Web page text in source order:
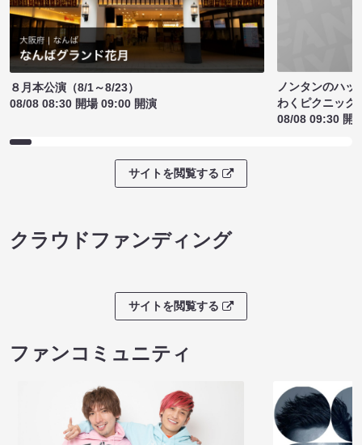
８月本公演（8/1～8/23）
08/08 08:30 開場 09:00 開演
ノンタンのハッ
わくピクニック
08/08 09:30 開
サイトを閲覧する
クラウドファンディング
サイトを閲覧する
ファンコミュニティ